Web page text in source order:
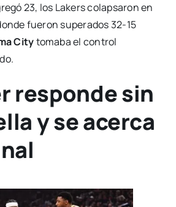
23, los Lakers colapsaron en
fueron superados 32-15
Citytomaba el control
responde sin
y se acerca